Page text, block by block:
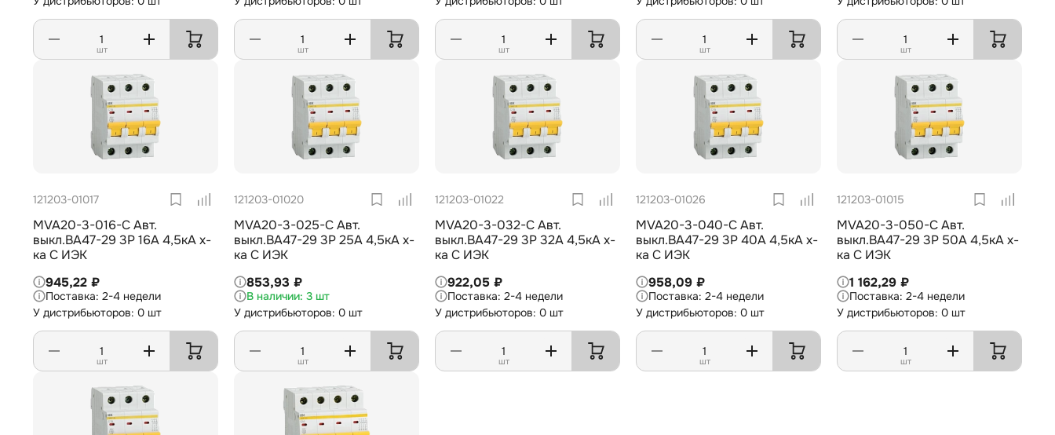
шт шт шт шт шт
121203-01017
MVA20-3-016-C Авт.
выкл.ВА47-29 3Р 16А 4,5кА х-
ка С ИЭК
945,22 ₽
2-4 недели
У дистрибьюторов: 0 шт
шт
121203-01020
MVA20-3-025-C Авт.
выкл.ВА47-29 3Р 25А 4,5кА х-
ка С ИЭК
853,93 ₽
3 шт
У дистрибьюторов: 0 шт
шт
121203-01022
MVA20-3-032-C Авт.
выкл.ВА47-29 3Р 32А 4,5кА х-
ка С ИЭК
922,05 ₽
2-4 недели
У дистрибьюторов: 0 шт
шт
121203-01026
MVA20-3-040-C Авт.
выкл.ВА47-29 3Р 40А 4,5кА х-
ка С ИЭК
958,09 ₽
2-4 недели
У дистрибьюторов: 0 шт
шт
121203-01015
MVA20-3-050-C Авт.
выкл.ВА47-29 3Р 50А 4,5кА х-
ка С ИЭК
1 162,29 ₽
2-4 недели
У дистрибьюторов: 0 шт
шт